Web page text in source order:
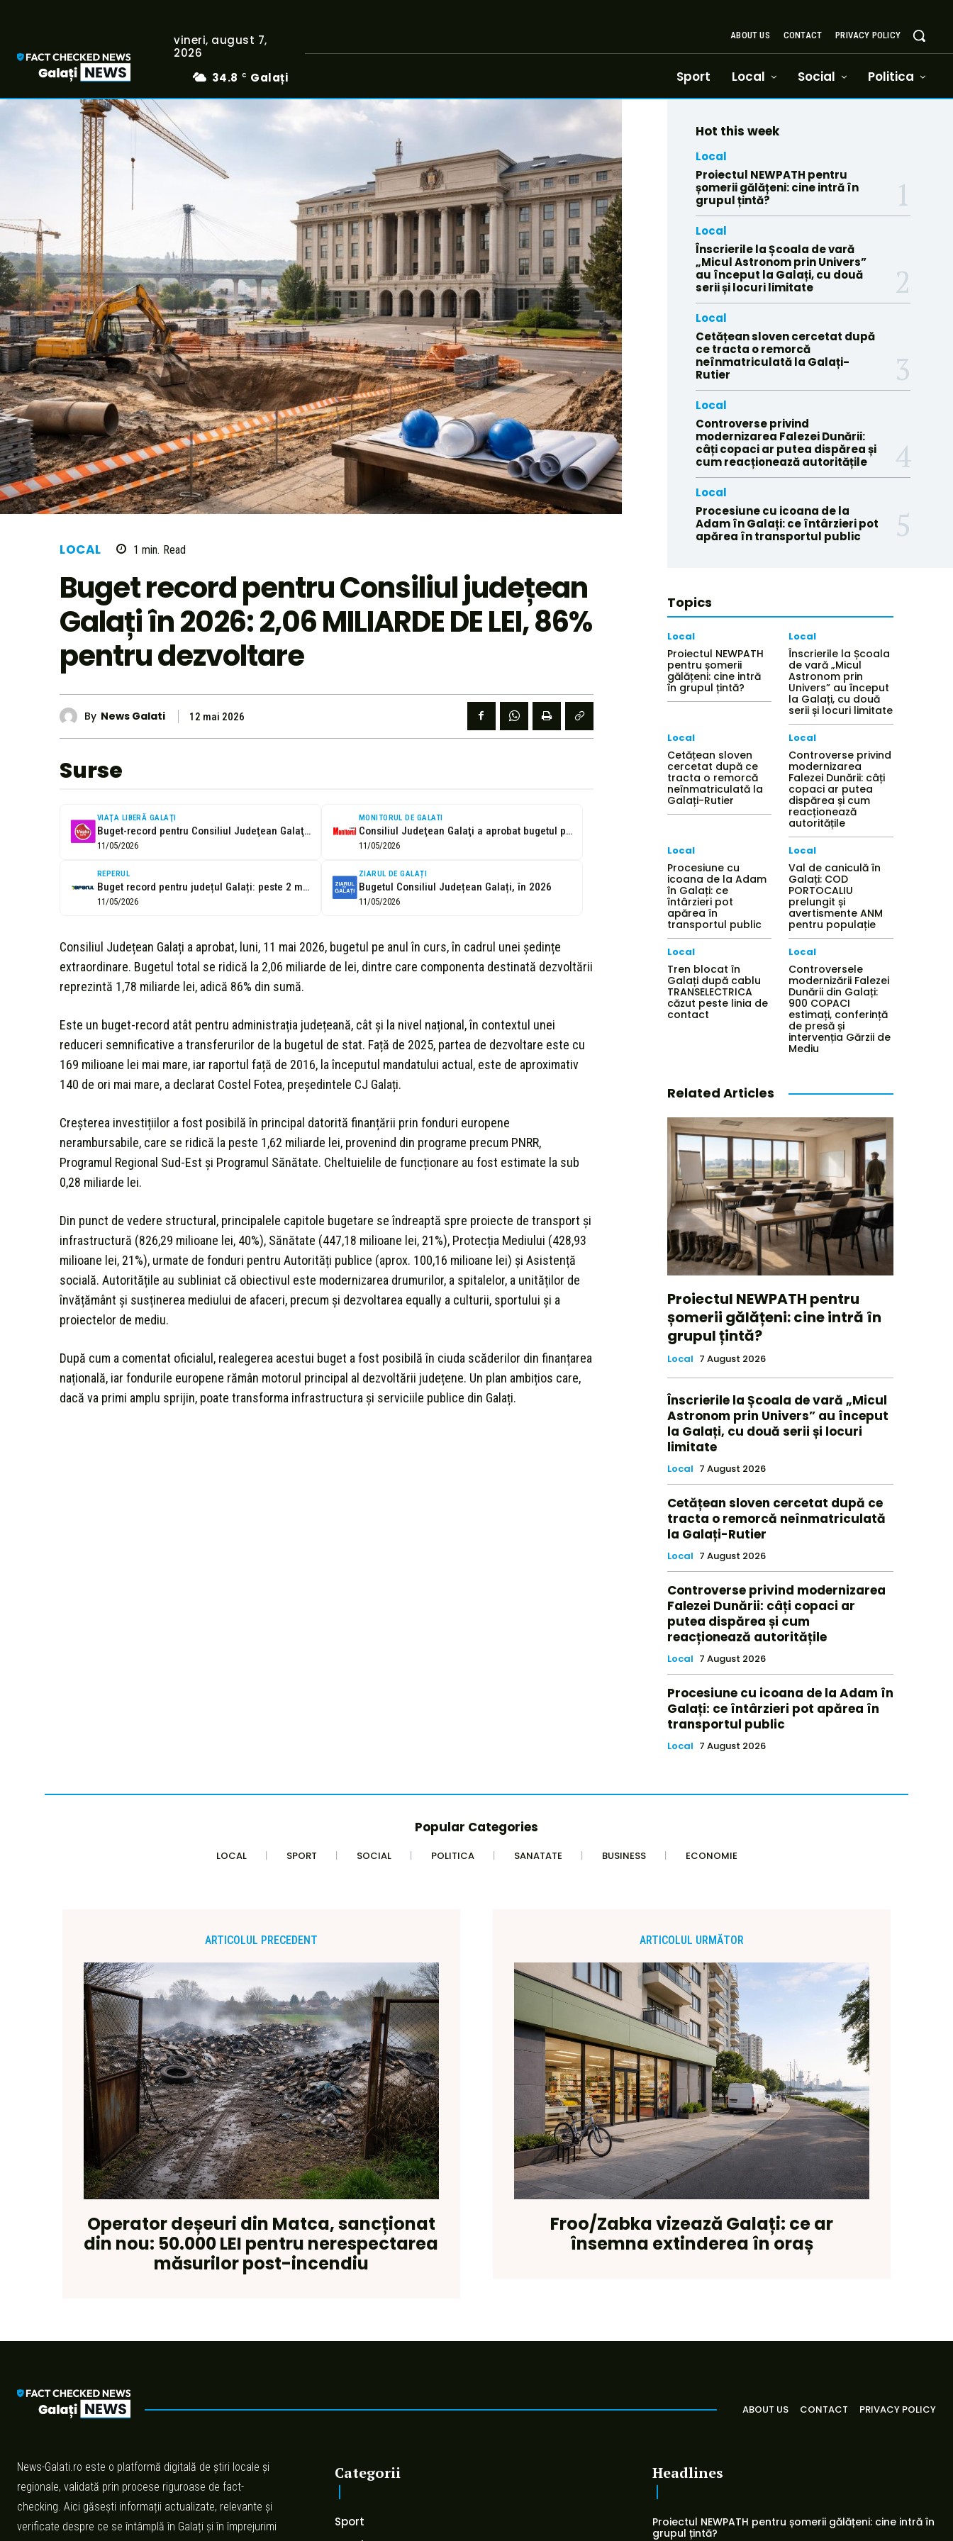
vineri, august 7,
2026
34.8
C Galați
ABOUT US CONTACT PRIVACY POLICY
Sport Local Social Politica
LOCAL 1 min. Read
Buget record pentru Consiliul județean
Galați în 2026: 2,06 MILIARDE DE LEI, 86%
pentru dezvoltare
By News Galati 12 mai 2026
Surse
VIAŢA LIBERĂ GALAŢI
Buget-record pentru Consiliul Judeţean Galaţi în 2026. Fondurile europene, „motor” de dezvoltare
11/05/2026
MONITORUL DE GALATI
Consiliul Judeţean Galaţi a aprobat bugetul pentru anul 2026: Peste 85% din...
11/05/2026
REPERUL
Buget record pentru județul Galați: peste 2 miliarde de lei alocate în...
11/05/2026
ZIARUL DE GALAȚI
Bugetul Consiliul Județean Galați, în 2026
11/05/2026
Consiliul Județean Galați a aprobat, luni, 11 mai 2026, bugetul pe anul în curs, în cadrul unei ședințe
extraordinare. Bugetul total se ridică la 2,06 miliarde de lei, dintre care componenta destinată dezvoltării
reprezintă 1,78 miliarde lei, adică 86% din sumă.
Este un buget-record atât pentru administrația județeană, cât și la nivel național, în contextul unei
reduceri semnificative a transferurilor de la bugetul de stat. Față de 2025, partea de dezvoltare este cu
169 milioane lei mai mare, iar raportul față de 2016, la începutul mandatului actual, este de aproximativ
140 de ori mai mare, a declarat Costel Fotea, președintele CJ Galați.
Creșterea investițiilor a fost posibilă în principal datorită finanțării prin fonduri europene
nerambursabile, care se ridică la peste 1,62 miliarde lei, provenind din programe precum PNRR,
Programul Regional Sud-Est și Programul Sănătate. Cheltuielile de funcționare au fost estimate la sub
0,28 miliarde lei.
Din punct de vedere structural, principalele capitole bugetare se îndreaptă spre proiecte de transport și
infrastructură (826,29 milioane lei, 40%), Sănătate (447,18 milioane lei, 21%), Protecția Mediului (428,93
milioane lei, 21%), urmate de fonduri pentru Autorități publice (aprox. 100,16 milioane lei) și Asistență
socială. Autoritățile au subliniat că obiectivul este modernizarea drumurilor, a spitalelor, a unităților de
învățământ și susținerea mediului de afaceri, precum și dezvoltarea equally a culturii, sportului și a
proiectelor de mediu.
După cum a comentat oficialul, realegerea acestui buget a fost posibilă în ciuda scăderilor din finanțarea
națională, iar fondurile europene rămân motorul principal al dezvoltării județene. Un plan ambițios care,
dacă va primi amplu sprijin, poate transforma infrastructura și serviciile publice din Galați.
Hot this week
Local
Proiectul NEWPATH pentru
șomerii gălățeni: cine intră în
grupul țintă?
Local
Înscrierile la Școala de vară
„Micul Astronom prin Univers”
au început la Galați, cu două
serii și locuri limitate
Local
Cetățean sloven cercetat după
ce tracta o remorcă
neînmatriculată la Galați-
Rutier
Local
Controverse privind
modernizarea Falezei Dunării:
câți copaci ar putea dispărea și
cum reacționează autoritățile
Local
Procesiune cu icoana de la
Adam în Galați: ce întârzieri pot
apărea în transportul public
Topics
Local
Proiectul NEWPATH
pentru șomerii
gălățeni: cine intră
în grupul țintă?
Local
Înscrierile la Școala
de vară „Micul
Astronom prin
Univers” au început
la Galați, cu două
serii și locuri limitate
Local
Cetățean sloven
cercetat după ce
tracta o remorcă
neînmatriculată la
Galați-Rutier
Local
Controverse privind
modernizarea
Falezei Dunării: câți
copaci ar putea
dispărea și cum
reacționează
autoritățile
Local
Procesiune cu
icoana de la Adam
în Galați: ce
întârzieri pot
apărea în
transportul public
Local
Val de caniculă în
Galați: COD
PORTOCALIU
prelungit și
avertismente ANM
pentru populație
Local
Tren blocat în
Galați după cablu
TRANSELECTRICA
căzut peste linia de
contact
Local
Controversele
modernizării Falezei
Dunării din Galați:
900 COPACI
estimați, conferință
de presă și
intervenția Gărzii de
Mediu
Related Articles
Proiectul NEWPATH pentru
șomerii gălățeni: cine intră în
grupul țintă?
Local 7 August 2026
Înscrierile la Școala de vară „Micul
Astronom prin Univers” au început
la Galați, cu două serii și locuri
limitate
Local 7 August 2026
Cetățean sloven cercetat după ce
tracta o remorcă neînmatriculată
la Galați-Rutier
Local 7 August 2026
Controverse privind modernizarea
Falezei Dunării: câți copaci ar
putea dispărea și cum
reacționează autoritățile
Local 7 August 2026
Procesiune cu icoana de la Adam în
Galați: ce întârzieri pot apărea în
transportul public
Local 7 August 2026
Popular Categories
LOCAL SPORT SOCIAL POLITICA SANATATE BUSINESS ECONOMIE
ARTICOLUL PRECEDENT
Operator deșeuri din Matca, sancționat
din nou: 50.000 LEI pentru nerespectarea
măsurilor post-incendiu
ARTICOLUL URMĂTOR
Froo/Zabka vizează Galați: ce ar
însemna extinderea în oraș
ABOUT US CONTACT PRIVACY POLICY
News-Galati.ro este o platformă digitală de știri locale și
regionale, validată prin procese riguroase de fact-
checking. Aici găsești informații actualizate, relevante și
verificate despre ce se întâmplă în Galați și în împrejurimi
Categorii
Sport
Headlines
Proiectul NEWPATH pentru șomerii gălățeni: cine intră în
grupul țintă?